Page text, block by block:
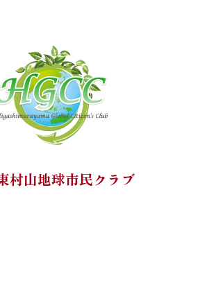
村山地球市民クラブ